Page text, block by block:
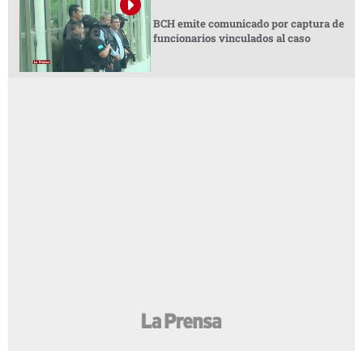
BCH emite comunicado por captura de
funcionarios vinculados al caso